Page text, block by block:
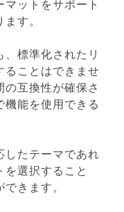
ットをサポート
す。
標準化されたリ
ることはできませ
互換性が確保さ
能を使用できる
したテーマであれ
選択すること
きます。